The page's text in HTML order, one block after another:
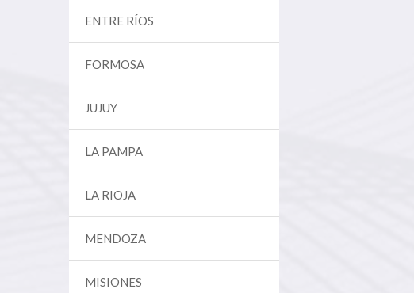
ENTRE RÍOS
FORMOSA
JUJUY
LA PAMPA
LA RIOJA
MENDOZA
MISIONES